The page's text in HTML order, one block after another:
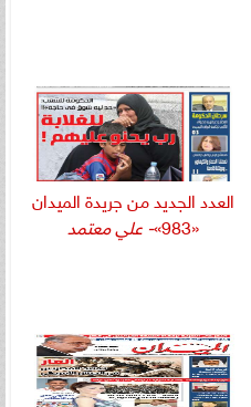
العدد الجديد من جريدة الميدان
«983»
- علي معتمد